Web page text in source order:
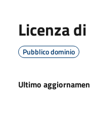
Licenza
Pubblico dominio
Ultimo